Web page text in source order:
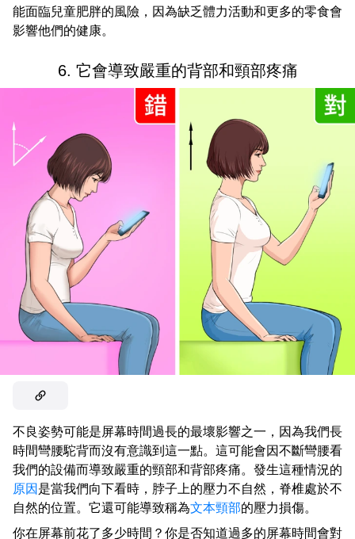
能面臨兒童肥胖的風險，因為缺乏體力活動和更多的零食會
影響他們的健康。
6. 它會導致嚴重的背部和頸部疼痛
不良姿勢可能是屏幕時間過長的最壞影響之一，因為我們長
時間彎腰駝背而沒有意識到這一點。這可能會因不斷彎腰看
我們的設備而導致嚴重的頸部和背部疼痛。發生這種情況的
原因 是當我們向下看時，脖子上的壓力不自然，脊椎處於不
自然的位置。它還可能導致稱為文本頸部的壓力損傷。
你在屏幕前花了多少時間？你是否知道過多的屏幕時間會對